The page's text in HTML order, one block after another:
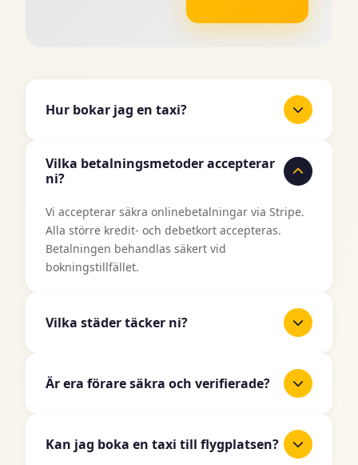
Hur bokar jag en taxi?
Använd vårt bokningsformulär ovan, ange din
upphämtningsplats och destination, välj datum
och tid, och välj sedan din önskade fordonstyp.
Du får ett omedelbart pris innan du bekräftar din
bokning.
Vilka betalningsmetoder accepterar
ni?
Vi accepterar säkra onlinebetalningar via Stripe.
Alla större kredit- och debetkort accepteras.
Betalningen behandlas säkert vid
bokningstillfället.
Vilka städer täcker ni?
inklusive Stockholm, Göteborg, Malmö, Uppsala,
expanderar kontinuerligt till fler områden.
Är era förare säkra och verifierade?
professionella förare som har genomgått
noggranna bakgrundskontroller och verifiering.
Kan jag boka en taxi till flygplatsen?